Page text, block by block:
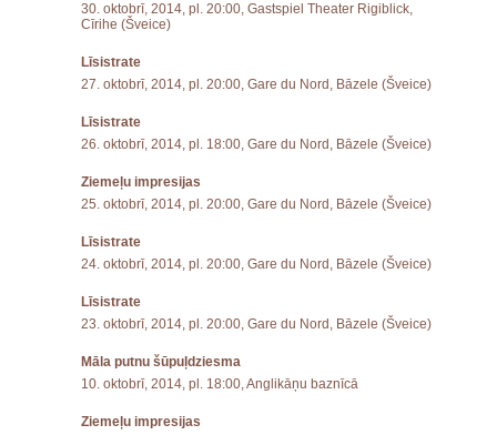
30. oktobrī, 2014, pl. 20:00, Gastspiel Theater Rigiblick,
Cīrihe (Šveice)
Līsistrate
27. oktobrī, 2014, pl. 20:00, Gare du Nord, Bāzele (Šveice)
Līsistrate
26. oktobrī, 2014, pl. 18:00, Gare du Nord, Bāzele (Šveice)
Ziemeļu impresijas
25. oktobrī, 2014, pl. 20:00, Gare du Nord, Bāzele (Šveice)
Līsistrate
24. oktobrī, 2014, pl. 20:00, Gare du Nord, Bāzele (Šveice)
Līsistrate
23. oktobrī, 2014, pl. 20:00, Gare du Nord, Bāzele (Šveice)
Māla putnu šūpuļdziesma
10. oktobrī, 2014, pl. 18:00, Anglikāņu baznīcā
Ziemeļu impresijas